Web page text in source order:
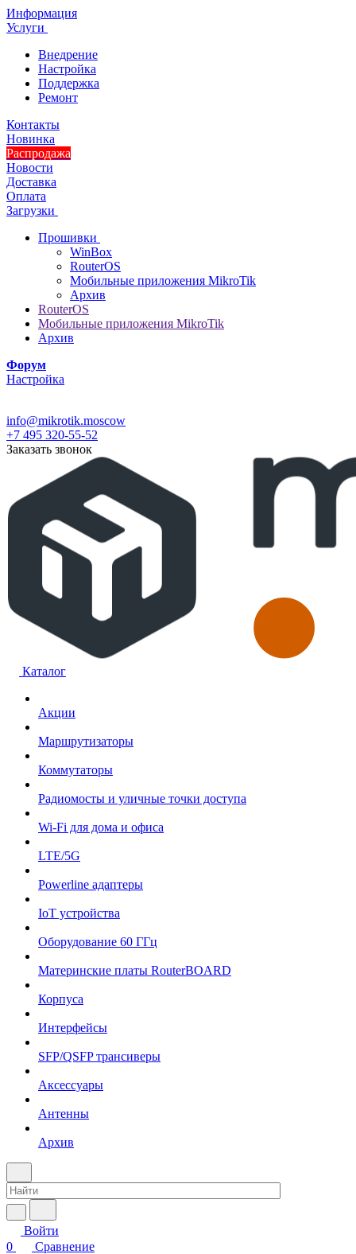
Информация
Услуги
Внедрение
Настройка
Поддержка
Ремонт
Контакты
Новинка
Распродажа
Новости
Доставка
Оплата
Загрузки
Прошивки
WinBox
RouterOS
Мобильные приложения MikroTik
Архив
RouterOS
Мобильные приложения MikroTik
Архив
Форум
Настройка
info@mikrotik.moscow
+7 495 320-55-52
Заказать звонок
Каталог
Акции
Маршрутизаторы
Коммутаторы
Радиомосты и уличные точки доступа
Wi-Fi для дома и офиса
LTE/5G
Powerline адаптеры
IoT устройства
Оборудование 60 ГГц
Материнские платы RouterBOARD
Корпуса
Интерфейсы
SFP/QSFP трансиверы
Аксессуары
Антенны
Архив
Войти
0
Сравнение